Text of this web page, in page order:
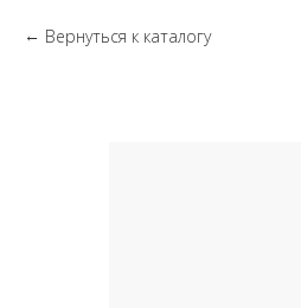
Вернуться к каталогу